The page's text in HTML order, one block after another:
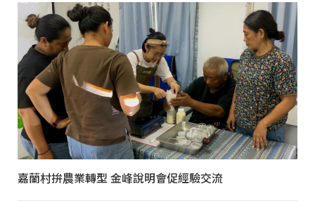
嘉蘭村拚農業轉型 金峰說明會促經驗交流